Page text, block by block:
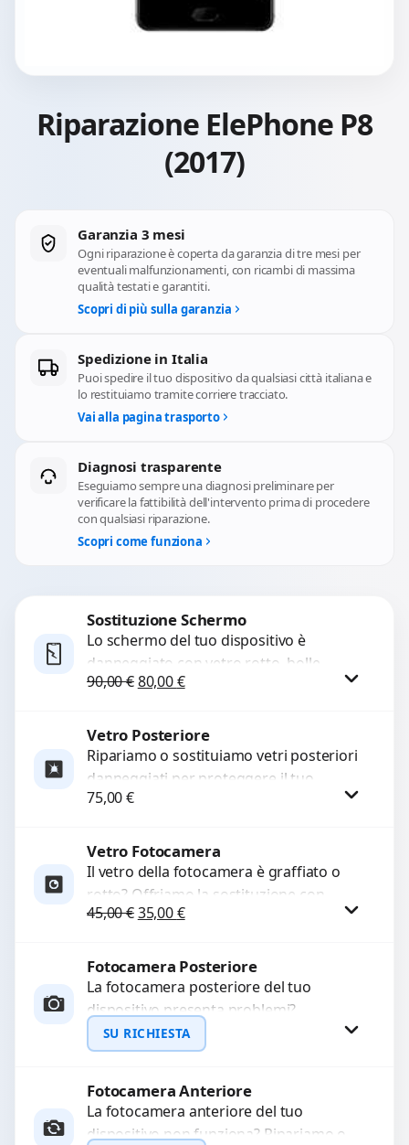
Riparazione ElePhone P8
(2017)
Garanzia 3 mesi
Ogni riparazione è coperta da garanzia di tre mesi per
eventuali malfunzionamenti, con ricambi di massima
qualità testati e garantiti.
Scopri di più sulla garanzia
Spedizione in Italia
Puoi spedire il tuo dispositivo da qualsiasi città italiana e
lo restituiamo tramite corriere tracciato.
Vai alla pagina trasporto
Diagnosi trasparente
Eseguiamo sempre una diagnosi preliminare per
verificare la fattibilità dell'intervento prima di procedere
con qualsiasi riparazione.
Scopri come funziona
Sostituzione Schermo
Lo schermo del tuo dispositivo è
danneggiato con vetro rotto, bolle,
macchie, schermo nero o pixel morti?
90,00€Il prezzo originale era: 90,00 €.
80,00€Il prezzo attuale è: 80,00 €.
Procedi
Vetro Posteriore
Ripariamo o sostituiamo vetri posteriori
danneggiati per proteggere il tuo
dispositivo e ripristinare l’estetica
qualità...
75,00€
Procedi
Vetro Fotocamera
Il vetro della fotocamera è graffiato o
rotto? Offriamo la sostituzione con
ricambi di alta qualità garantiti per 3
45,00€Il prezzo originale era: 45,00 €.
35,00€Il prezzo attuale è: 35,00 €.
Procedi
Fotocamera Posteriore
La fotocamera posteriore del tuo
dispositivo presenta problemi?
Interveniamo per risolvere guasti come
immagini sfocate, messa a fuoco non
SU RICHIESTA
Richiedi Preventivo
WhatsApp
Fotocamera Anteriore
La fotocamera anteriore del tuo
dispositivo non funziona? Ripariamo o